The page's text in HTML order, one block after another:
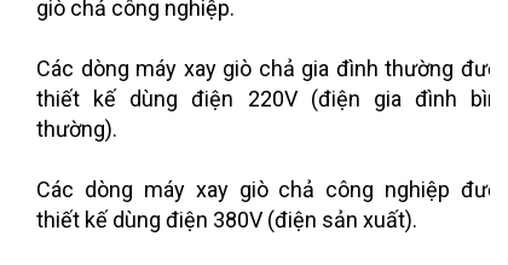
giò chả công nghiệp.
Các dòng máy xay giò chả gia đình thường được
thiết kế dùng điện 220V (điện gia đình bình
thường).
Các dòng máy xay giò chả công nghiệp được
thiết kế dùng điện 380V (điện sản xuất).